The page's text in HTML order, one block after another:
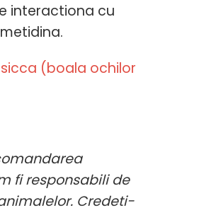
interactiona cu
(boala ochilor
fi responsabili de
Credeti-